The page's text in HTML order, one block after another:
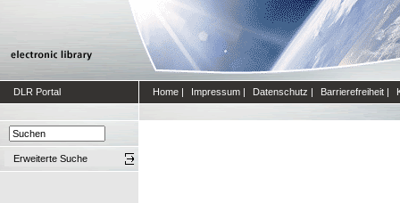
DLR Portal Home | Impressum | Datenschutz | Barrierefreiheit |
Erweiterte Suche